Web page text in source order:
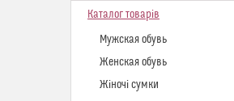
Каталог товарів
Мужская обувь
Женская обувь
Жіночі сумки